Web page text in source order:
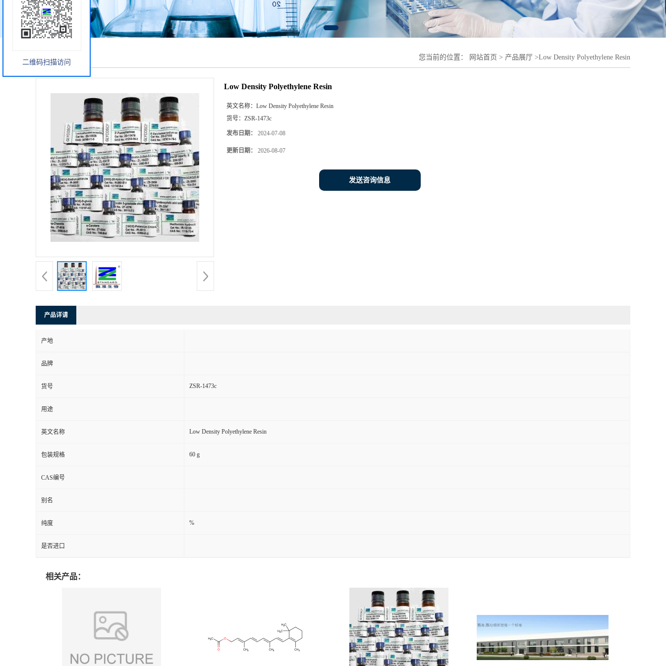
产品展厅 您当前的位置： 网站首页 > 产品展厅 >Low Density Polyethylene Resin
Low Density Polyethylene Resin
英文名称： Low Density Polyethylene Resin
货号： ZSR-1473c
发布日期： 2024-07-08
更新日期： 2026-08-07
发送咨询信息
产品详请
产地
品牌
货号 ZSR-1473c
用途
英文名称 Low Density Polyethylene Resin
包装规格 60 g
CAS编号
别名
纯度 %
是否进口
相关产品：
二维码扫描访问